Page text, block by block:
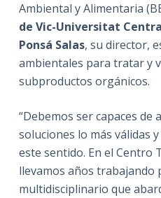
Ambiental y Alimentaria
de Vic-Universitat
Ponsá Salas, su director,
ambientales para tratar y
subproductos orgánicos.
“Debemos ser capaces
soluciones lo más válidas
este sentido. En el Centro
llevamos años trabajando
multidisciplinario que